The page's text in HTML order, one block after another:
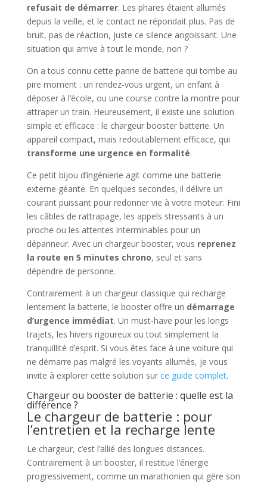
refusait de démarrer. Les phares étaient allumés
depuis la veille, et le contact ne répondait plus. Pas de
bruit, pas de réaction, juste ce silence angoissant. Une
situation qui arrive à tout le monde, non ?
On a tous connu cette panne de batterie qui tombe au
pire moment : un rendez-vous urgent, un enfant à
déposer à l’école, ou une course contre la montre pour
attraper un train. Heureusement, il existe une solution
simple et efficace : le chargeur booster batterie. Un
appareil compact, mais redoutablement efficace, qui
transforme une urgence en formalité.
Ce petit bijou d’ingénierie agit comme une batterie
externe géante. En quelques secondes, il délivre un
courant puissant pour redonner vie à votre moteur. Fini
les câbles de rattrapage, les appels stressants à un
proche ou les attentes interminables pour un
dépanneur. Avec un chargeur booster, vous reprenez
la route en 5 minutes chrono, seul et sans
dépendre de personne.
Contrairement à un chargeur classique qui recharge
lentement la batterie, le booster offre un démarrage
d’urgence immédiat. Un must-have pour les longs
trajets, les hivers rigoureux ou tout simplement la
tranquillité d’esprit. Si vous êtes face à une voiture qui
ne démarre pas malgré les voyants allumés, je vous
invite à explorer cette solution sur ce guide complet.
Chargeur ou booster de batterie : quelle est la
différence ?
Le chargeur de batterie : pour
l’entretien et la recharge lente
Le chargeur, c’est l’allié des longues distances.
Contrairement à un booster, il restitue l’énergie
progressivement, comme un marathonien qui gère son